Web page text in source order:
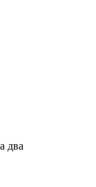
два